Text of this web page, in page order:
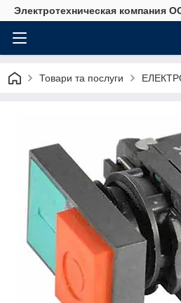
Электротехническая компания
Товари та послуги